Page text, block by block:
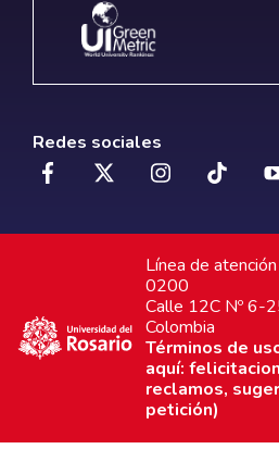
Redes sociales
Línea de
0200
Calle 12C Nº 6-
Colombia
Términos de
aquí:
reclamos,
petición)